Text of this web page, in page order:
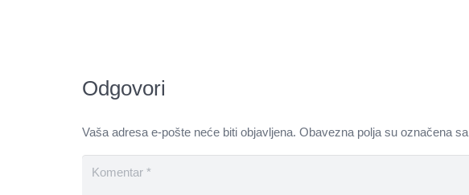
Odgovori
Vaša adresa e-pošte neće biti objavljena. Obavezna polja su označena sa